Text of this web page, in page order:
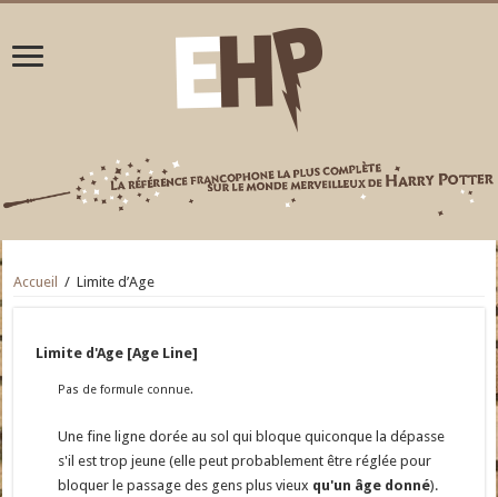
Accueil / Limite d’Age
Limite d'Age [Age Line]
Pas de formule connue.
Une fine ligne dorée au sol qui bloque quiconque la dépasse
s'il est trop jeune (elle peut probablement être réglée pour
bloquer le passage des gens plus vieux qu'un âge donné).